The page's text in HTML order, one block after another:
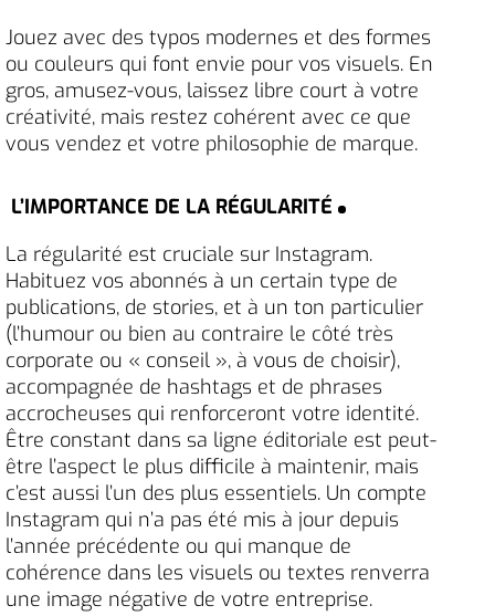
Jouez avec des typos modernes et des formes
ou couleurs qui font envie pour vos visuels. En
gros, amusez-vous, laissez libre court à votre
créativité, mais restez cohérent avec ce que
vous vendez et votre philosophie de marque.
L’IMPORTANCE DE LA RÉGULARITÉ
La régularité est cruciale sur Instagram.
Habituez vos abonnés à un certain type de
publications, de stories, et à un ton particulier
(l’humour ou bien au contraire le côté très
corporate ou « conseil », à vous de choisir),
accompagnée de hashtags et de phrases
accrocheuses qui renforceront votre identité.
Être constant dans sa ligne éditoriale est peut-
être l’aspect le plus difficile à maintenir, mais
c’est aussi l’un des plus essentiels. Un compte
Instagram qui n’a pas été mis à jour depuis
l’année précédente ou qui manque de
cohérence dans les visuels ou textes renverra
une image négative de votre entreprise.